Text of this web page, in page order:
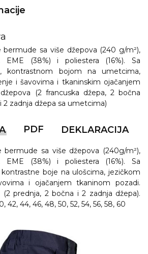
bermude sa više džepova (240 g/m²),
EME (38%) i poliestera (16%). Sa
kontrastnom bojom na umetcima,
i šavovima i tkaninskim ojačanjem
(2 francuska džepa, 2 bočna
zadnja džepa sa umetcima)
PDF DEKLARACIJA
bermude sa više džepova (240g/m²),
EME (38%) i poliestera (16%). Sa
boje na ulošcima, jezičkom
i ojačanjem tkaninom pozadi.
(2 prednja, 2 bočna i 2 zadnja džepa).
42, 44, 46, 48, 50, 52, 54, 56, 58, 60